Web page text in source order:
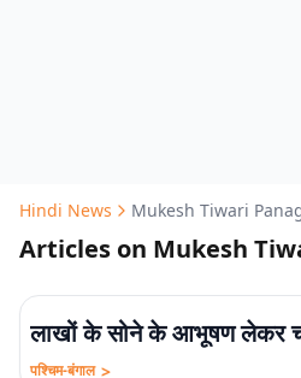
Hindi News Mukesh Tiwari
Articles on Mukesh
लाखों के सोने के आभूषण लेकर
पश्चिम-बंगाल >